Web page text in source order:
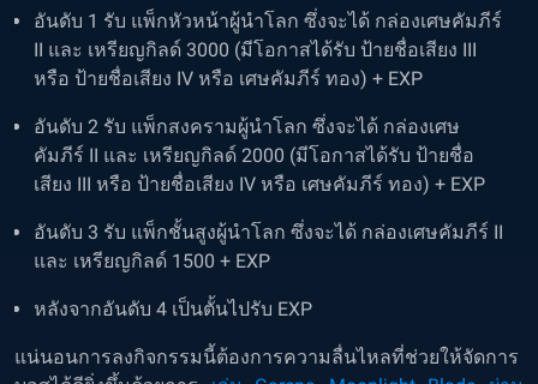
อันดับ 1 รับ แพ็กหัวหน้าผู้นำโลก ซึ่งจะได้ กล่องเศษคัมภีร์
II และ เหรียญกิลด์ 3000 (มีโอกาสได้รับ ป้ายชื่อเสียง III
หรือ ป้ายชื่อเสียง IV หรือ เศษคัมภีร์ ทอง) + EXP
อันดับ 2 รับ แพ็กสงครามผู้นำโลก ซึ่งจะได้ กล่องเศษ
คัมภีร์ II และ เหรียญกิลด์ 2000 (มีโอกาสได้รับ ป้ายชื่อ
เสียง III หรือ ป้ายชื่อเสียง IV หรือ เศษคัมภีร์ ทอง) + EXP
อันดับ 3 รับ แพ็กชั้นสูงผู้นำโลก ซึ่งจะได้ กล่องเศษคัมภีร์ II
และ เหรียญกิลด์ 1500 + EXP
หลังจากอันดับ 4 เป็นตั้นไปรับ EXP
แน่นอนการลงกิจกรรมนี้ต้องการความลื่นไหลที่ช่วยให้จัดการ